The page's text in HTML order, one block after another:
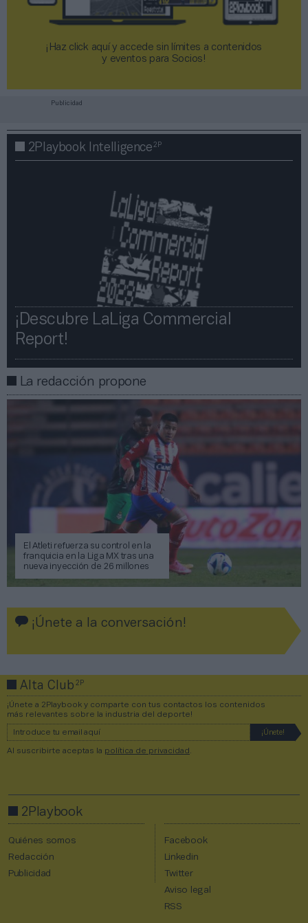
¡Haz click aquí y accede sin límites a contenidos
y eventos para Socios!​​​​​​​
Publicidad
2Playbook Intelligence2P
¡Descubre LaLiga Commercial
Report!​​
La redacción propone
El Atleti refuerza su control en la
franquicia en la Liga MX tras una
nueva inyección de 26 millones
¡Únete a la conversación!
Alta Club2P
¡Únete a 2Playbook y comparte con tus contactos los contenidos
más relevantes sobre la industria del deporte!
Al suscribirte aceptas la política de privacidad
2Playbook
Quiénes somos
Redacción
Publicidad
Facebook
Linkedin
Twitter
Aviso legal
RSS